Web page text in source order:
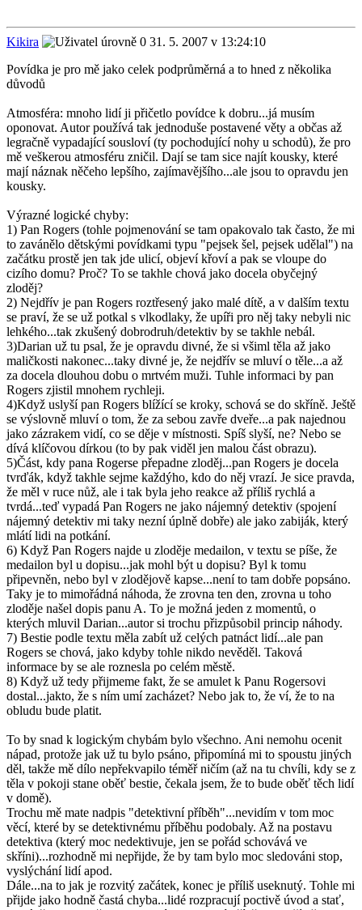
Kikira
31. 5. 2007 v 13:24:10
Povídka je pro mě jako celek podprůměrná a to hned z několika
důvodů
Atmosféra: mnoho lidí ji přičetlo povídce k dobru...já musím
oponovat. Autor používá tak jednoduše postavené věty a občas až
legračně vypadající sousloví (ty pochodující nohy u schodů), že pro
mě veškerou atmosféru zničil. Dají se tam sice najít kousky, které
mají náznak něčeho lepšího, zajímavějšího...ale jsou to opravdu jen
kousky.
Výrazné logické chyby:
1) Pan Rogers (tohle pojmenování se tam opakovalo tak často, že mi
to zavánělo dětskými povídkami typu "pejsek šel, pejsek udělal") na
začátku prostě jen tak jde ulicí, objeví křoví a pak se vloupe do
cizího domu? Proč? To se takhle chová jako docela obyčejný
zloděj?
2) Nejdřív je pan Rogers roztřesený jako malé dítě, a v dalším textu
se praví, že se už potkal s vlkodlaky, že upíři pro něj taky nebyli nic
lehkého...tak zkušený dobrodruh/detektiv by se takhle nebál.
3)Darian už tu psal, že je opravdu divné, že si všiml těla až jako
maličkosti nakonec...taky divné je, že nejdřív se mluví o těle...a až
za docela dlouhou dobu o mrtvém muži. Tuhle informaci by pan
Rogers zjistil mnohem rychleji.
4)Když uslyší pan Rogers blížící se kroky, schová se do skříně. Ještě
se výslovně mluví o tom, že za sebou zavře dveře...a pak najednou
jako zázrakem vidí, co se děje v místnosti. Spíš slyší, ne? Nebo se
dívá klíčovou dírkou (to by pak viděl jen malou část obrazu).
5)Část, kdy pana Rogerse přepadne zloděj...pan Rogers je docela
tvrďák, když takhle sejme každýho, kdo do něj vrazí. Je sice pravda,
že měl v ruce nůž, ale i tak byla jeho reakce až příliš rychlá a
tvrdá...teď vypadá Pan Rogers ne jako nájemný detektiv (spojení
nájemný detektiv mi taky nezní úplně dobře) ale jako zabiják, který
mlátí lidi na potkání.
6) Když Pan Rogers najde u zloděje medailon, v textu se píše, že
medailon byl u dopisu...jak mohl být u dopisu? Byl k tomu
připevněn, nebo byl v zlodějově kapse...není to tam dobře popsáno.
Taky je to mimořádná náhoda, že zrovna ten den, zrovna u toho
zloděje našel dopis panu A. To je možná jeden z momentů, o
kterých mluvil Darian...autor si trochu přizpůsobil princip náhody.
7) Bestie podle textu měla zabít už celých patnáct lidí...ale pan
Rogers se chová, jako kdyby tohle nikdo nevěděl. Taková
informace by se ale roznesla po celém městě.
8) Když už tedy přijmeme fakt, že se amulet k Panu Rogersovi
dostal...jakto, že s ním umí zacházet? Nebo jak to, že ví, že to na
obludu bude platit.
To by snad k logickým chybám bylo všechno. Ani nemohu ocenit
nápad, protože jak už tu bylo psáno, připomíná mi to spoustu jiných
děl, takže mě dílo nepřekvapilo téměř ničím (až na tu chvíli, kdy se z
těla v pokoji stane oběť bestie, čekala jsem, že to bude oběť těch lidí
v domě).
Trochu mě mate nadpis "detektivní příběh"...nevidím v tom moc
věcí, které by se detektivnému příběhu podobaly. Až na postavu
detektiva (který moc nedektivuje, jen se pořád schovává ve
skříni)...rozhodně mi nepřijde, že by tam bylo moc sledováni stop,
vyslýchání lidí apod.
Dále...na to jak je rozvitý začátek, konec je příliš useknutý. Tohle mi
přijde jako hodně častá chyba...lidé rozpracují poctivě úvod a stať,